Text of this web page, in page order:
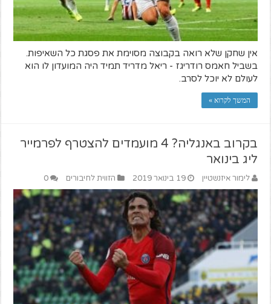
אין שחקן שלא רואה בקבוצה מסוימת את פסגת כל השאיפות.
בשביל חאמס רודריגז - ריאל מדריד תמיד היה המועדון לו הוא
לעולם לא יוכל לסרב.
המשך לקרוא »
בקרוב באנגליה? 4 מועמדים להצטרף לפרמייר
ליג בינואר
לימור איזנשטיין 19 בינואר 2019 הזווית לחיבורים 0